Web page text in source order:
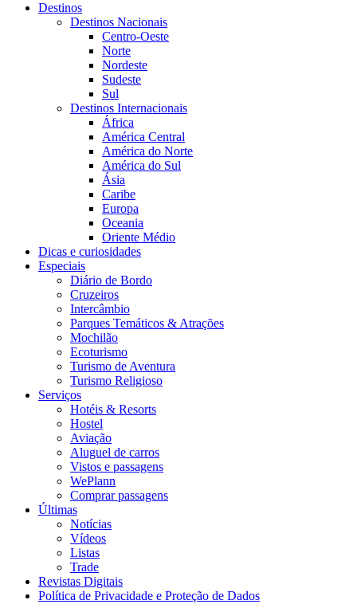
Destinos
Destinos Nacionais
Centro-Oeste
Norte
Nordeste
Sudeste
Sul
Destinos Internacionais
África
América Central
América do Norte
América do Sul
Ásia
Caribe
Europa
Oceania
Oriente Médio
Dicas e curiosidades
Especiais
Diário de Bordo
Cruzeiros
Intercâmbio
Parques Temáticos & Atrações
Mochilão
Ecoturismo
Turismo de Aventura
Turismo Religioso
Serviços
Hotéis & Resorts
Hostel
Aviação
Aluguel de carros
Vistos e passagens
WePlann
Comprar passagens
Últimas
Notícias
Vídeos
Listas
Trade
Revistas Digitais
Política de Privacidade e Proteção de Dados